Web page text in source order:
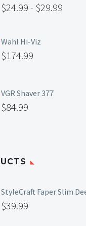
$24.99 - $29.99
Wahl Hi-Viz
$174.99
VGR Shaver 377
$84.99
StyleCraft Faper Slim
$39.99